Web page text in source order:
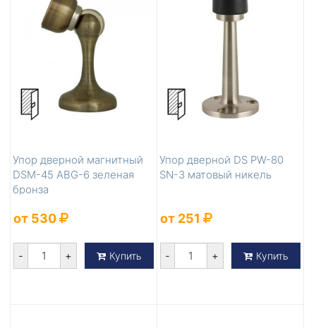
Упор дверной магнитный
DSM-45 ABG-6 зеленая
бронза
от 530
- + Купить
Упор дверной DS PW-80
SN-3 матовый никель
от 251
- + Купить